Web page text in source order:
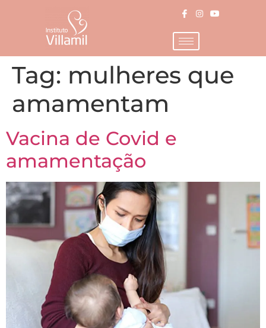
Tag: mulheres que
amamentam
Vacina de Covid e
amamentação